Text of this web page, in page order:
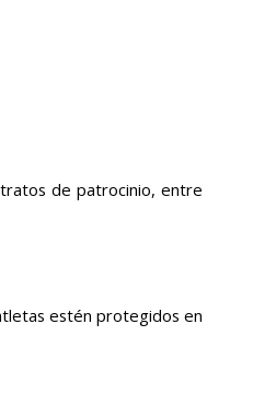
de patrocinio, entre
estén protegidos en